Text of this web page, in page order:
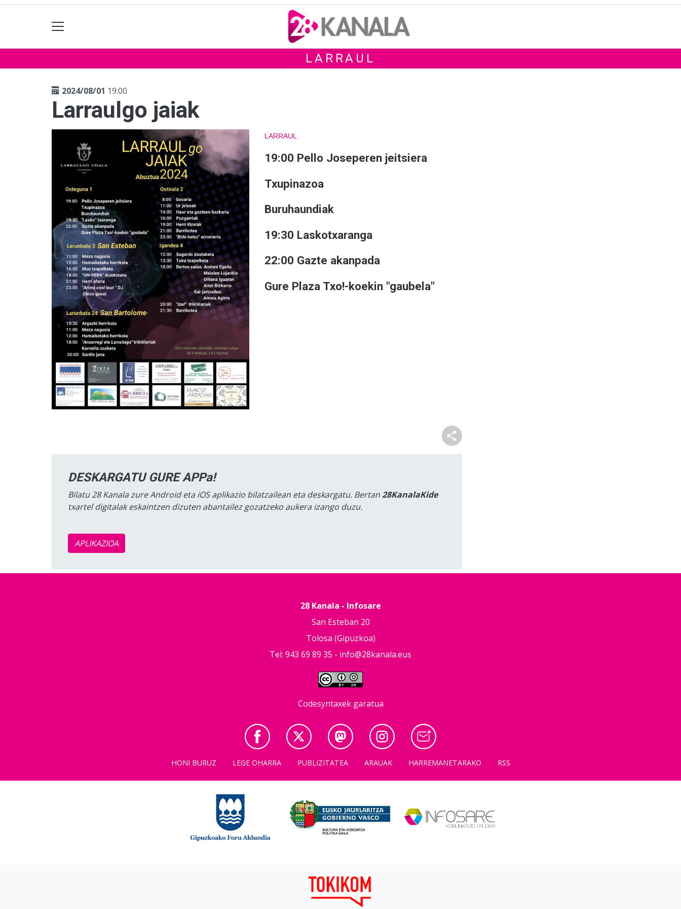
LARRAUL
2024/08/01 19:00
Larraulgo jaiak
LARRAUL
19:00 Pello Joseperen jeitsiera
Txupinazoa
Buruhaundiak
19:30 Laskotxaranga
22:00 Gazte akanpada
Gure Plaza Txo!-koekin "gaubela"
DESKARGATU GURE APPa!
Bilatu 28 Kanala zure Android eta iOS aplikazio bilatzailean eta deskargatu. Bertan28KanalaKide
txartel digitalak eskaintzen dizuten abantailez gozatzeko aukera izango duzu.
APLIKAZIOA
28 Kanala - Infosare
San Esteban 20
Tolosa (Gipuzkoa)
Tel: 943 69 89 35 - info@28kanala.eus
Codesyntaxek garatua
HONI BURUZ LEGE OHARRA PUBLIZITATEA ARAUAK HARREMANETARAKO RSS